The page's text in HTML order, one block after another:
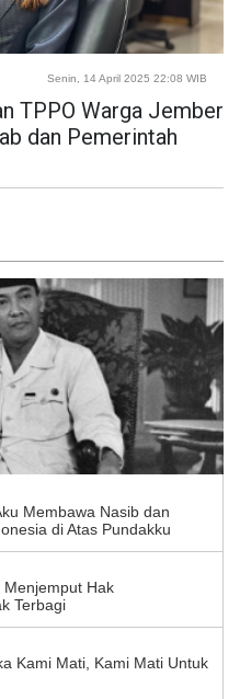
Senin, 14 April 2025 22:08 WIB
TPPO Warga Jember
dan Pemerintah
Membawa Nasib dan
di Atas Pundakku
Hak
Terbagi
Kami Mati, Kami Mati Untuk